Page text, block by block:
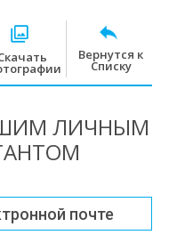
Вернутся к
Списку
ЛИЧНЫМ
почте